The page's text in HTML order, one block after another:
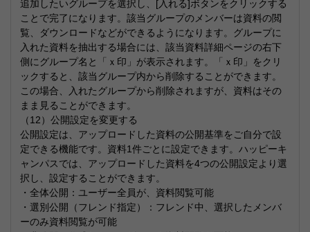
追加したいグループを選択し、[入れる]ボタンをクリックする
ことで完了になります。該当グループのメンバーは資料の閲
覧、ダウンロードなどができるようになります。グループに
入れた資料を抽出する場合には、該当資料詳細ページの右下
側にグループ名と「ｘ印」が表示されます。「ｘ印」をクリ
ックすると、該当グループ内から削除することができます。
この場合、入れたグループから削除されますが、資料はその
まま見ることができます。
（12）公開設定を変更する
公開設定は、アップロードした資料の公開基準をご自分で設
定できる機能です。資料1件ごとに設定できます。ハッピーキ
ャンパスでは、アップロードした資料を4つの公開設定より選
択し、設定することができます。
・全体公開：ユーザー全員が、資料閲覧可能
・選別公開（フレンド指定）：フレンド中、選択したメンバ
ーのみ資料閲覧が可能